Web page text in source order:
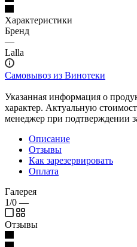
Характеристики
Бренд
—
Lalla
Самовывоз из Винотеки
Указанная информация о
характер. Актуальную
менеджер при подтверждении
Описание
Отзывы
Как зарезервировать
Оплата
Галерея
1/0 —
Отзывы